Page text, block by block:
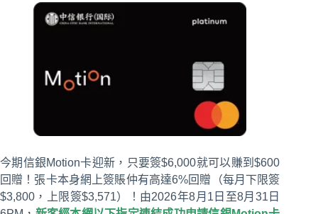
今期信銀Motion卡迎新，只要簽$6,000就可以賺到$600
回贈！張卡本身網上簽賬仲有高達6%回贈（每月下限簽
$3,800，上限簽$3,571）！由2026年8月1日至8月31日